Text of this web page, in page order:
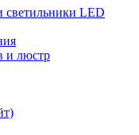
светильники LED
и люстр